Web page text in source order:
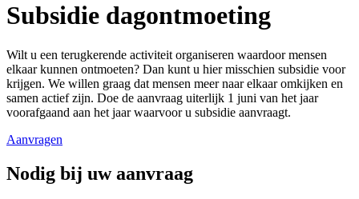
Subsidie dagontmoeting
Wilt u een terugkerende activiteit organiseren waardoor mensen
elkaar kunnen ontmoeten? Dan kunt u hier misschien subsidie voor
krijgen. We willen graag dat mensen meer naar elkaar omkijken en
samen actief zijn. Doe de aanvraag uiterlijk 1 juni van het jaar
voorafgaand aan het jaar waarvoor u subsidie aanvraagt.
Aanvragen
Nodig bij uw aanvraag